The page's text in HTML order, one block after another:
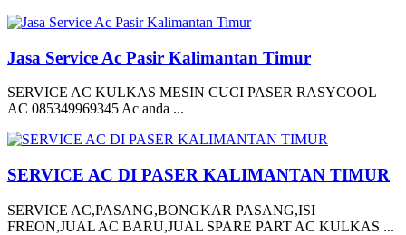
Jasa Service Ac Pasir Kalimantan Timur
SERVICE AC KULKAS MESIN CUCI PASER RASYCOOL
AC 085349969345 Ac anda ...
SERVICE AC DI PASER KALIMANTAN TIMUR
SERVICE AC,PASANG,BONGKAR PASANG,ISI
FREON,JUAL AC BARU,JUAL SPARE PART AC KULKAS ...